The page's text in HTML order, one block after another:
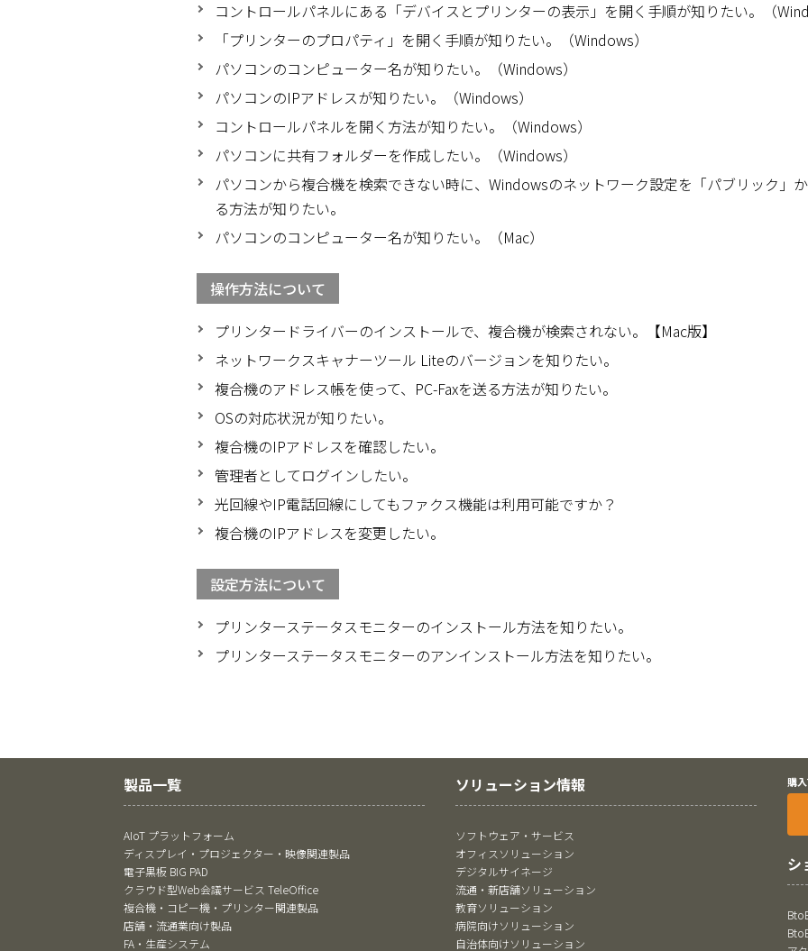
コントロールパネルにある「デバイスとプリンターの表示」を開く手順が知りたい。（
「プリンターのプロパティ」を開く手順が知りたい。（Windows）
パソコンのコンピューター名が知りたい。（Windows）
パソコンのIPアドレスが知りたい。（Windows）
コントロールパネルを開く方法が知りたい。（Windows）
パソコンに共有フォルダーを作成したい。（Windows）
パソコンから複合機を検索できない時に、Windowsのネットワーク設定を「パブリック」
る方法が知りたい。
パソコンのコンピューター名が知りたい。（Mac）
操作方法について
プリンタードライバーのインストールで、複合機が検索されない。【Mac版】
ネットワークスキャナーツール Liteのバージョンを知りたい。
複合機のアドレス帳を使って、PC-Faxを送る方法が知りたい。
OSの対応状況が知りたい。
複合機のIPアドレスを確認したい。
管理者としてログインしたい。
光回線やIP電話回線にしてもファクス機能は利用可能ですか？
複合機のIPアドレスを変更したい。
設定方法について
プリンターステータスモニターのインストール方法を知りたい。
プリンターステータスモニターのアンインストール方法を知りたい。
製品一覧
AIoT プラットフォーム
ディスプレイ・プロジェクター・映像関連製品
電子黒板 BIG PAD
クラウド型Web会議サービス TeleOffice
複合機・コピー機・プリンター関連製品
店舗・流通業向け製品
FA・生産システム
ソリューション情報
ソフトウェア・サービス
オフィスソリューション
デジタルサイネージ
流通・新店舗ソリューション
教育ソリューション
病院向けソリューション
自治体向けソリューション
購
シ